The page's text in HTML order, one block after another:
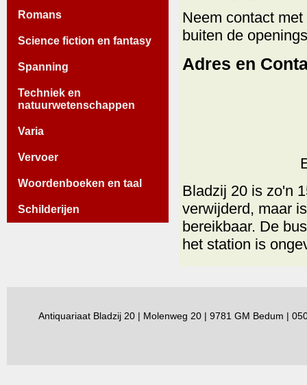
Romans
Science fiction en fantasy
Spanning
Techniek en
natuurwetenschappen
Varia
Vervoer
Woordenboeken en taal
Schilderijen
Neem contact
buiten de
Adres en
Bladzij 20 is zo'n
verwijderd, maar
bereikbaar. De
het station is
Antiquariaat Bladzij 20 | Molenweg 20 | 9781 GM Bedum |